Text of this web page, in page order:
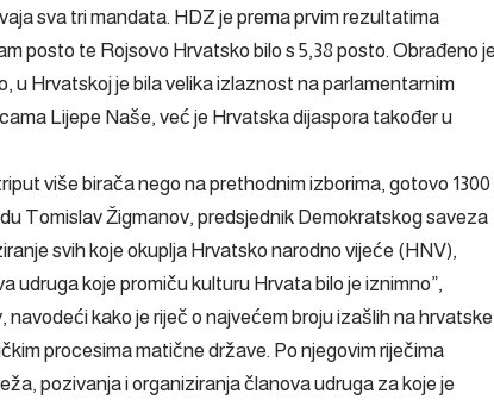
sva tri mandata. HDZ je prema prvim rezultatima
posto te Rojsovo Hrvatsko bilo s 5,38 posto. Obrađeno je
u Hrvatskoj je bila velika izlaznost na parlamentarnim
Lijepe Naše, već je Hrvatska dijaspora također u
više birača nego na prethodnim izborima, gotovo 1300
Tomislav Žigmanov, predsjednik Demokratskog saveza
svih koje okuplja Hrvatsko narodno vijeće (HNV),
udruga koje promiču kulturu Hrvata bilo je iznimno”,
kako je riječ o najvećem broju izašlih na hrvatske
procesima matične države. Po njegovim riječima
pozivanja i organiziranja članova udruga za koje je